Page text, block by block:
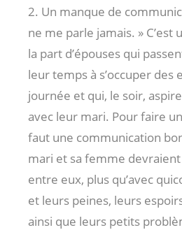
2. Un manque de
ne me parle jamais. » C’est
la part d’épouses qui
leur temps à s’occuper des
journée et qui, le soir,
avec leur mari. Pour faire
faut une communication
mari et sa femme
entre eux, plus qu’avec
et leurs peines, leurs
ainsi que leurs petits